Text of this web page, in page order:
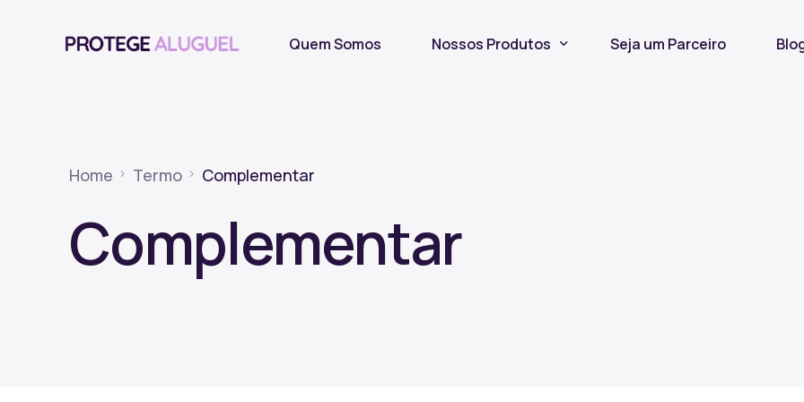
Quem Somos Nossos Produtos Seja um Parceiro
Home Termo Complementar
Complementar